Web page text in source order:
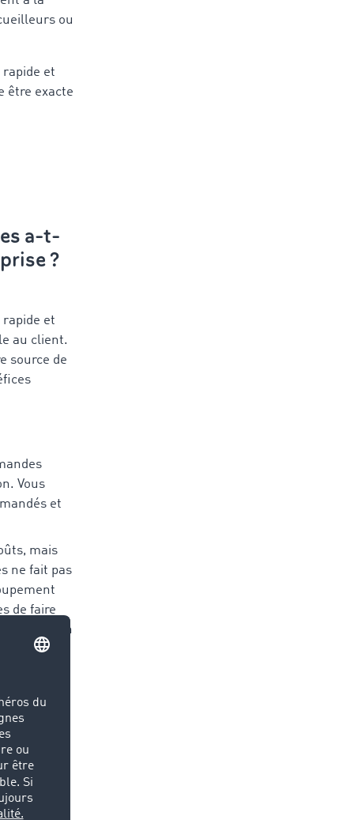
ou
et
être exacte
a-t-
?
et
au client.
source de
Vous
et
mais
ne fait pas
de faire
préparation
de
des
de votre